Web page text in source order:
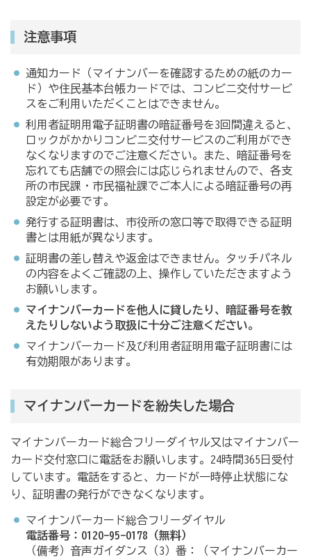
注意事項
通知カード（マイナンバーを確認するための紙のカー
ド）や住民基本台帳カードでは、コンビニ交付サービ
スをご利用いただくことはできません。
利用者証明用電子証明書の暗証番号を3回間違えると、
ロックがかかりコンビニ交付サービスのご利用ができ
なくなりますのでご注意ください。また、暗証番号を
忘れても店舗での照会には応じられませんので、各支
所の市民課・市民福祉課でご本人による暗証番号の再
設定が必要です。
発行する証明書は、市役所の窓口等で取得できる証明
書とは用紙が異なります。
証明書の差し替えや返金はできません。タッチパネル
の内容をよくご確認の上、操作していただきますよう
お願いします。
マイナンバーカードを他人に貸したり、暗証番号を教
えたりしないよう取扱に十分ご注意ください。
マイナンバーカード及び利用者証明用電子証明書には
有効期限があります。
マイナンバーカードを紛失した場合
マイナンバーカード総合フリーダイヤル又はマイナンバー
カード交付窓口に電話をお願いします。24時間365日受付
しています。電話をすると、カードが一時停止状態にな
り、証明書の発行ができなくなります。
マイナンバーカード総合フリーダイヤル
電話番号：0120-95-0178（無料）
（備考）音声ガイダンス（3）番：（マイナンバーカー